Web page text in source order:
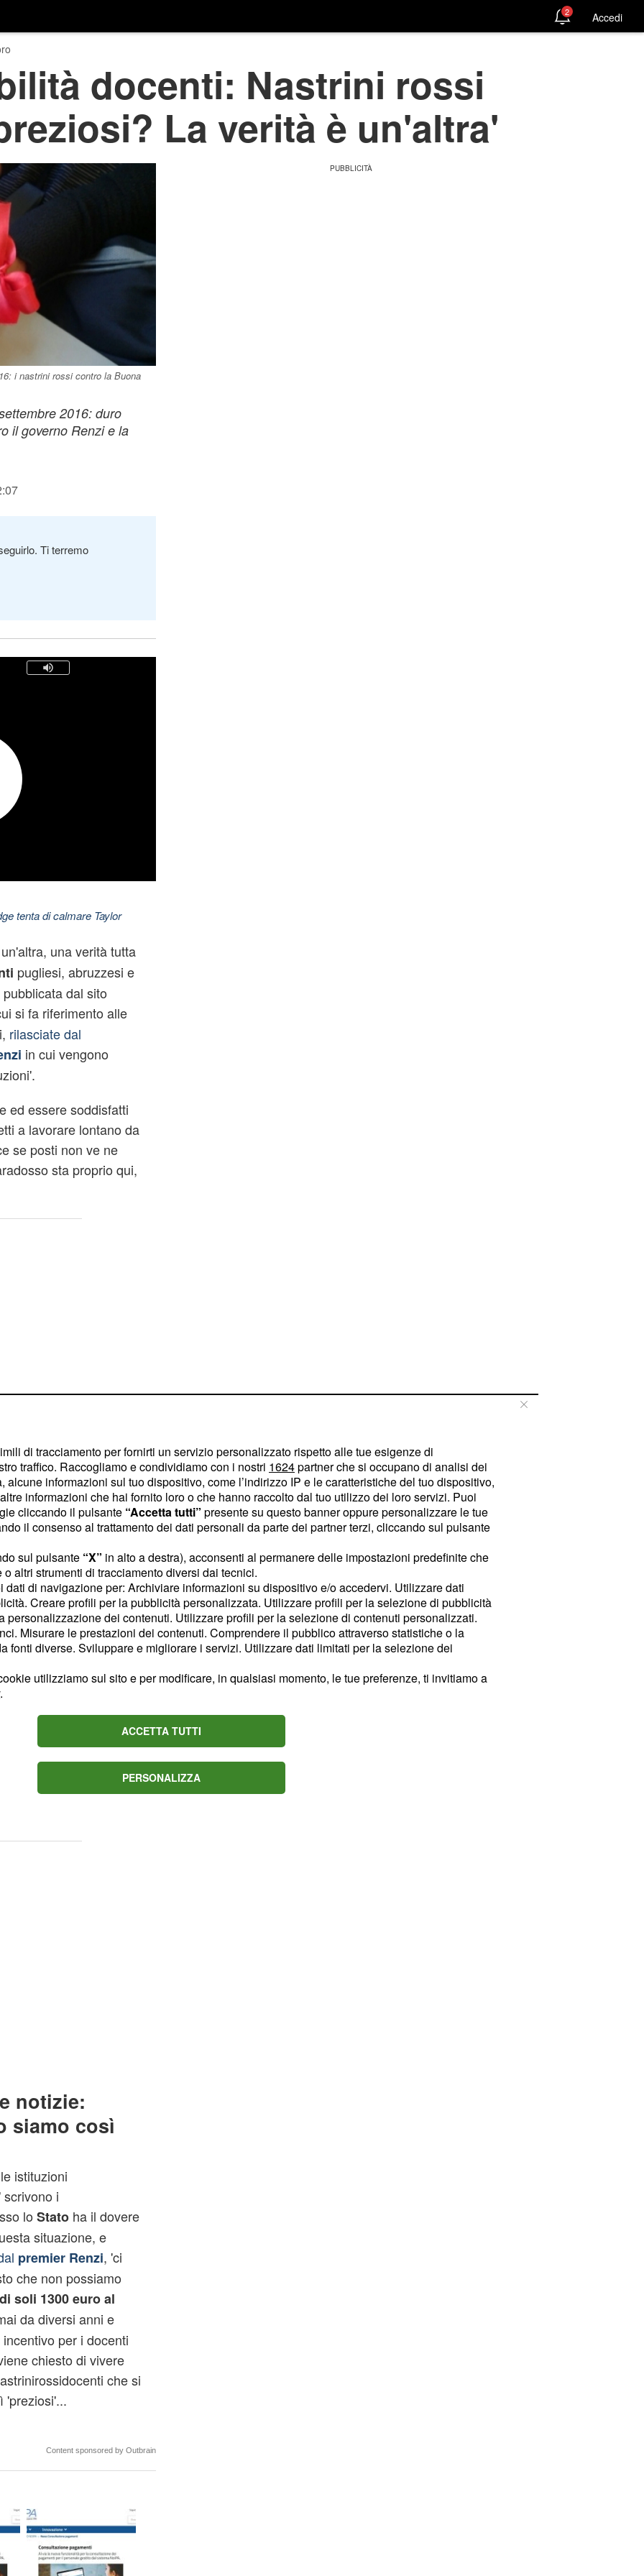
2 Accedi
docenti: Nastrini rossi
La verità è un'altra'
i nastrini rossi contro la Buona
2016: duro
il governo Renzi e la
Ti terremo
tenta di calmare Taylor
una verità tutta
pugliesi, abruzzesi e
dal sito
si fa riferimento alle
rilasciate dal
in cui vengono
ed essere soddisfatti
a lavorare lontano da
se posti non ve ne
sta proprio qui,
18
rossi 'Non è
sono'
numerosissimi posti
organico di fatto,
ogni anno dagli Uffici
esigenze dellescuole.
e non cercare di
fare un esempio,
sono ben 3200
oltre
ribaltare la geografia,
sono troppi: semmai è
notizie:
siamo così
istituzioni
i
lo Statoha il dovere
situazione, e
premier Renzi, 'ci
che non possiamo
soli 1300 euro al
da diversi anni e
per i docenti
chiesto di vivere
che si
'preziosi'...
Content sponsored by Outbrain
di tracciamento per fornirti un servizio personalizzato rispetto alle tue esigenze di
traffico. Raccogliamo e condividiamo con i nostri 1624partner che si occupano di analisi dei
informazioni sul tuo dispositivo, come l’indirizzo IP e le caratteristiche del tuo dispositivo,
informazioni che hai fornito loro o che hanno raccolto dal tuo utilizzo dei loro servizi. Puoi
cliccando il pulsante “Accetta tutti” presente su questo banner oppure personalizzare le tue
il consenso al trattamento dei dati personali da parte dei partner terzi, cliccando sul pulsante
sul pulsante “X” in alto a destra), acconsenti al permanere delle impostazioni predefinite che
altri strumenti di tracciamento diversi dai tecnici.
dati di navigazione per: Archiviare informazioni su dispositivo e/o accedervi. Utilizzare dati
Creare profili per la pubblicità personalizzata. Utilizzare profili per la selezione di pubblicità
personalizzazione dei contenuti. Utilizzare profili per la selezione di contenuti personalizzati.
Misurare le prestazioni dei contenuti. Comprendere il pubblico attraverso statistiche o la
fonti diverse. Sviluppare e migliorare i servizi. Utilizzare dati limitati per la selezione dei
utilizziamo sul sito e per modificare, in qualsiasi momento, le tue preferenze, ti invitiamo a
.
ACCETTA TUTTI
PERSONALIZZA